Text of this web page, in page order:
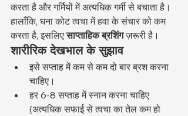
करता है और गर्मियों में अत्यधिक गर्मी से बचाता है।
हालाँकि, घना कोट त्वचा में हवा के संचार को कम
करता है, इसलिए साप्ताहिक ब्रशिंग ज़रूरी है।
शारीरिक देखभाल के सुझाव
इसे सप्ताह में कम से कम दो बार ब्रश करना
चाहिए।
हर 6-8 सप्ताह में स्नान करना चाहिए
(अत्यधिक सफाई से त्वचा का तेल कम हो